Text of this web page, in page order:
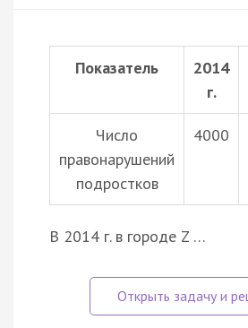
Показатель
2014
г.
Число
правонарушений
подростков
4000
В 2014 г. в городе Z …